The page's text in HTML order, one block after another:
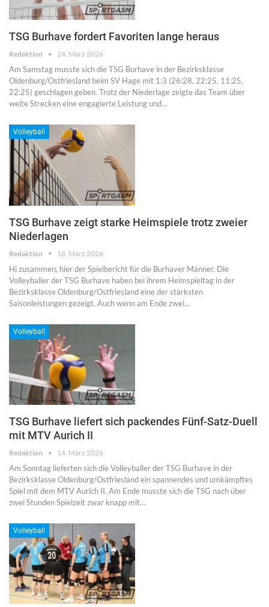
TSG Burhave fordert Favoriten lange heraus
Redaktion 24. März 2026
Am Samstag musste sich die TSG Burhave in der Bezirksklasse
Oldenburg/Ostfriesland beim SV Hage mit 1:3 (26:28, 22:25, 11:25,
22:25) geschlagen geben. Trotz der Niederlage zeigte das Team über
weite Strecken eine engagierte Leistung und…
Volleyball
TSG Burhave zeigt starke Heimspiele trotz zweier
Niederlagen
Redaktion 18. März 2026
Hi zusammen, hier der Spielbericht für die Burhaver Männer. Die
Volleyballer der TSG Burhave haben bei ihrem Heimspieltag in der
Bezirksklasse Oldenburg/Ostfriesland eine der stärksten
Saisonleistungen gezeigt. Auch wenn am Ende zwei…
Volleyball
TSG Burhave liefert sich packendes Fünf-Satz-Duell
mit MTV Aurich II
Redaktion 14. März 2026
Am Sonntag lieferten sich die Volleyballer der TSG Burhave in der
Bezirksklasse Oldenburg/Ostfriesland ein spannendes und umkämpftes
Spiel mit dem MTV Aurich II. Am Ende musste sich die TSG nach über
zwei Stunden Spielzeit zwar knapp mit…
Volleyball